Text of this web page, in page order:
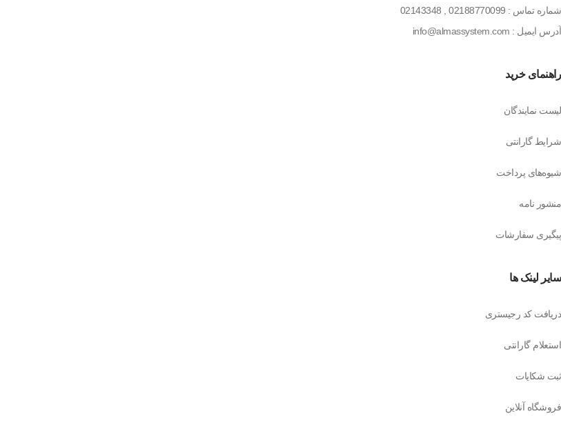
شماره تماس : 02188770099
02143348
آدرس ایمیل : info@almassystem.com
راهنمای خرید
لیست نمایندگان
شرایط گارانتی
شیوه‌های پرداخت
منشور نامه
پیگیری سفارشات
سایر لینک ها
دریافت کد رجیستری
استعلام گارانتی
ثبت شکایات
فروشگاه آنلاین